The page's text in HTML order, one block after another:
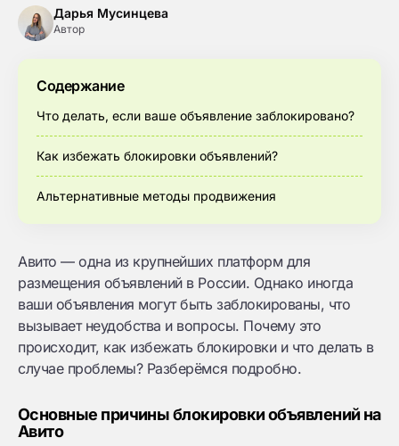
Дарья Мусинцева
Автор
Содержание
Что делать, если ваше объявление заблокировано?
Как избежать блокировки объявлений?
Альтернативные методы продвижения
Авито — одна из крупнейших платформ для
размещения объявлений в России. Однако иногда
ваши объявления могут быть заблокированы, что
вызывает неудобства и вопросы. Почему это
происходит, как избежать блокировки и что делать в
случае проблемы? Разберёмся подробно.
Основные причины блокировки объявлений на
Авито